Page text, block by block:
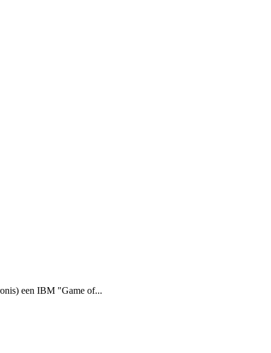
een IBM "Game of...